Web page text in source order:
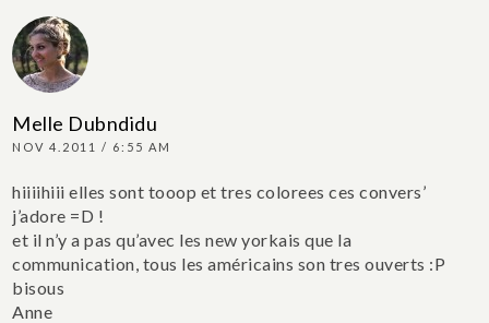
Melle Dubndidu
NOV 4.2011 / 6:55 AM
hiiiihiii elles sont tooop et tres colorees ces convers’
j’adore =D !
et il n’y a pas qu’avec les new yorkais que la
communication, tous les américains son tres ouverts :P
bisous
Anne